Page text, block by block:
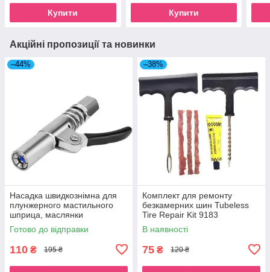
Купити Купити
Акційні пропозиції та новинки
–44%
Насадка швидкознімна для
плунжерного мастильного
шприца, маслянки
Готово до відправки
110 ₴ 195 ₴
–38%
Комплект для ремонту
безкамерних шин Tubeless
Tire Repair Kit 9183
В наявності
75 ₴ 120 ₴